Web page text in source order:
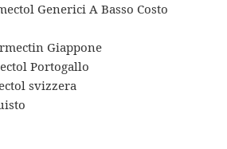
Generici A Basso Costo
Giappone
Portogallo
svizzera